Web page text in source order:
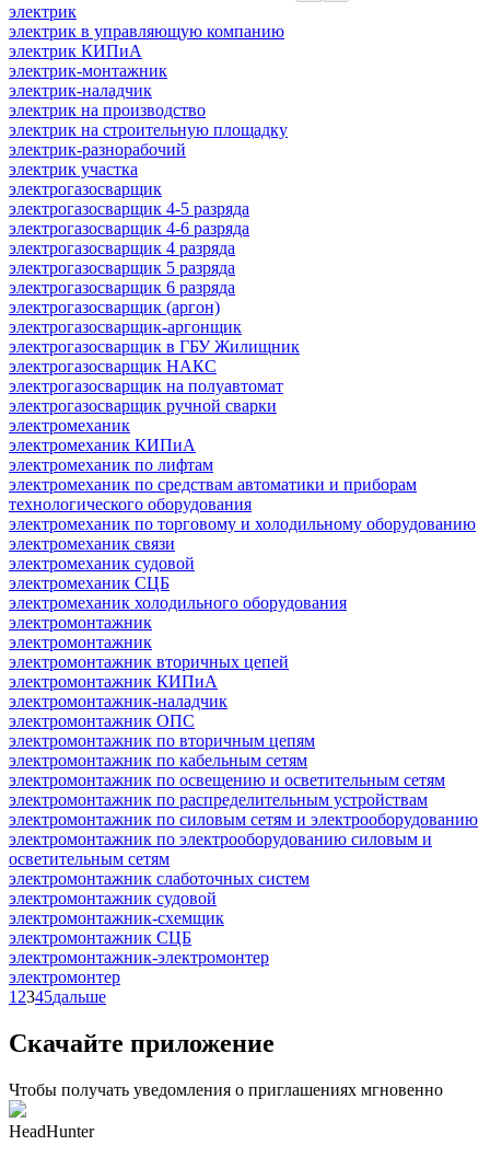
электрик
электрик в управляющую компанию
электрик КИПиА
электрик-монтажник
электрик-наладчик
электрик на производство
электрик на строительную площадку
электрик-разнорабочий
электрик участка
электрогазосварщик
электрогазосварщик 4-5 разряда
электрогазосварщик 4-6 разряда
электрогазосварщик 4 разряда
электрогазосварщик 5 разряда
электрогазосварщик 6 разряда
электрогазосварщик (аргон)
электрогазосварщик-аргонщик
электрогазосварщик в ГБУ Жилищник
электрогазосварщик НАКС
электрогазосварщик на полуавтомат
электрогазосварщик ручной сварки
электромеханик
электромеханик КИПиА
электромеханик по лифтам
электромеханик по средствам автоматики и приборам
технологического оборудования
электромеханик по торговому и холодильному оборудованию
электромеханик связи
электромеханик судовой
электромеханик СЦБ
электромеханик холодильного оборудования
электромонтажник
электромонтажник
электромонтажник вторичных цепей
электромонтажник КИПиА
электромонтажник-наладчик
электромонтажник ОПС
электромонтажник по вторичным цепям
электромонтажник по кабельным сетям
электромонтажник по освещению и осветительным сетям
электромонтажник по распределительным устройствам
электромонтажник по силовым сетям и электрооборудованию
электромонтажник по электрооборудованию силовым и
осветительным сетям
электромонтажник слаботочных систем
электромонтажник судовой
электромонтажник-схемщик
электромонтажник СЦБ
электромонтажник-электромонтер
электромонтер
1 2345дальше
Скачайте приложение
Чтобы получать уведомления о приглашениях мгновенно
HeadHunter